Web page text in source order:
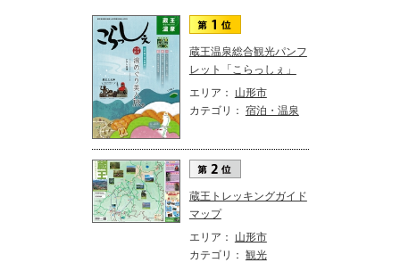
蔵王温泉総合観光パンフ
レット「こらっしぇ」
エリア： 山形市
カテゴリ： 宿泊・温泉
蔵王トレッキングガイド
マップ
エリア： 山形市
カテゴリ： 観光